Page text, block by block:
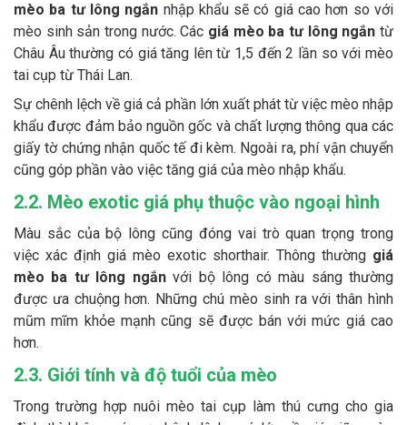
mèo ba tư lông ngắn nhập khẩu sẽ có giá cao hơn so với
mèo sinh sản trong nước. Các giá mèo ba tư lông ngắn từ
Châu Âu thường có giá tăng lên từ 1,5 đến 2 lần so với mèo
tai cụp từ Thái Lan.
Sự chênh lệch về giá cả phần lớn xuất phát từ việc mèo nhập
khẩu được đảm bảo nguồn gốc và chất lượng thông qua các
giấy tờ chứng nhận quốc tế đi kèm. Ngoài ra, phí vận chuyển
cũng góp phần vào việc tăng giá của mèo nhập khẩu.
2.2. Mèo exotic giá phụ thuộc vào ngoại hình
Màu sắc của bộ lông cũng đóng vai trò quan trọng trong
việc xác định giá mèo exotic shorthair. Thông thường giá
mèo ba tư lông ngắnvới bộ lông có màu sáng thường
được ưa chuộng hơn. Những chú mèo sinh ra với thân hình
mũm mĩm khỏe mạnh cũng sẽ được bán với mức giá cao
hơn.
2.3. Giới tính và độ tuổi của mèo
Trong trường hợp nuôi mèo tai cụp làm thú cưng cho gia